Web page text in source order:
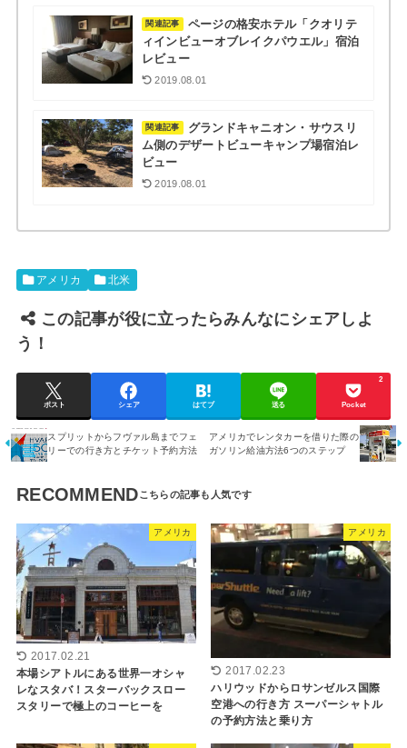
関連記事
ページの格安ホテル「クオリテ
ィインビューオブレイクパウエル」宿泊
レビュー
2019.08.01
関連記事
グランドキャニオン・サウスリ
ム側のデザートビューキャンプ場宿泊レ
ビュー
2019.08.01
アメリカ 北米
この記事が役に立ったらみんなにシェアしよ
う！
ポスト シェア はてブ 送る Pocket
2
スプリットからフヴァル島までフェ
リーでの行き方とチケット予約方法
アメリカでレンタカーを借りた際の
ガソリン給油方法6つのステップ
RECOMMEND
アメリカ
2017.02.21
本場シアトルにある世界一オシャ
レなスタバ！スターバックスロー
スタリーで極上のコーヒーを
アメリカ
2017.02.23
ハリウッドからロサンゼルス国際
空港への行き方 スーパーシャトル
の予約方法と乗り方